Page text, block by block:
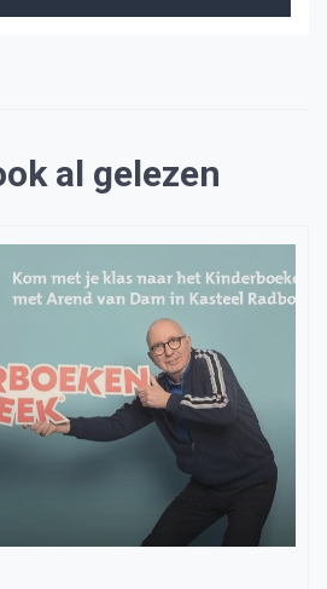
al gelezen